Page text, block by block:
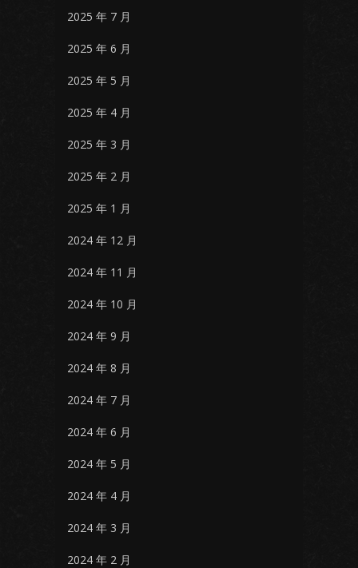
2025 年 7 月
2025 年 6 月
2025 年 5 月
2025 年 4 月
2025 年 3 月
2025 年 2 月
2025 年 1 月
2024 年 12 月
2024 年 11 月
2024 年 10 月
2024 年 9 月
2024 年 8 月
2024 年 7 月
2024 年 6 月
2024 年 5 月
2024 年 4 月
2024 年 3 月
2024 年 2 月